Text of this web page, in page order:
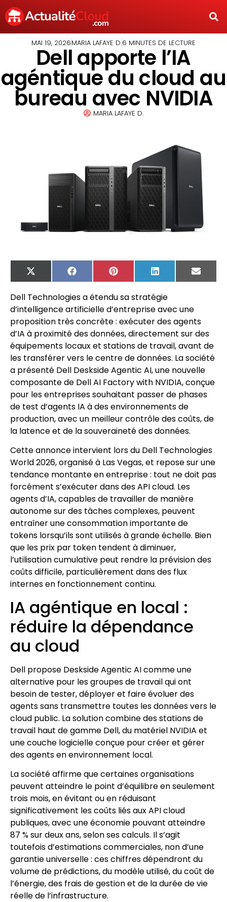
MAI 19, 2026MARIA LAFAYE D.6 MINUTES DE LECTURE
Dell apporte l’IA
agéntique du cloud au
bureau avec NVIDIA
MARIA LAFAYE D.
X
(Twitter)
FacebookPinterest LinkedIn
Email
Dell Technologies a étendu sa stratégie
d’intelligence artificielle d’entreprise avec une
proposition très concrète : exécuter des agents
d’IA à proximité des données, directement sur des
équipements locaux et stations de travail, avant de
les transférer vers le centre de données. La société
a présenté Dell Deskside Agentic AI, une nouvelle
composante de Dell AI Factory with NVIDIA, conçue
pour les entreprises souhaitant passer de phases
de test d’agents IA à des environnements de
production, avec un meilleur contrôle des coûts, de
la latence et de la souveraineté des données.
Cette annonce intervient lors du Dell Technologies
World 2026, organisé à Las Vegas, et repose sur une
tendance montante en entreprise : tout ne doit pas
forcément s’exécuter dans des API cloud. Les
agents d’IA, capables de travailler de manière
autonome sur des tâches complexes, peuvent
entraîner une consommation importante de
tokens lorsqu’ils sont utilisés à grande échelle. Bien
que les prix par token tendent à diminuer,
l’utilisation cumulative peut rendre la prévision des
coûts difficile, particulièrement dans des flux
internes en fonctionnement continu.
IA agéntique en local :
réduire la dépendance
au cloud
Dell propose Deskside Agentic AI comme une
alternative pour les groupes de travail qui ont
besoin de tester, déployer et faire évoluer des
agents sans transmettre toutes les données vers le
cloud public. La solution combine des stations de
travail haut de gamme Dell, du matériel NVIDIA et
une couche logicielle conçue pour créer et gérer
des agents en environnement local.
La société affirme que certaines organisations
peuvent atteindre le point d’équilibre en seulement
trois mois, en évitant ou en réduisant
significativement les coûts liés aux API cloud
publiques, avec une économie pouvant atteindre
87 % sur deux ans, selon ses calculs. Il s’agit
toutefois d’estimations commerciales, non d’une
garantie universelle : ces chiffres dépendront du
volume de prédictions, du modèle utilisé, du coût de
l’énergie, des frais de gestion et de la durée de vie
réelle de l’infrastructure.